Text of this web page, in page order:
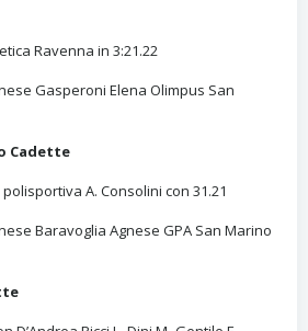
Ravenna in 3:21.22
Gasperoni Elena Olimpus San
Cadette
A. Consolini con 31.21
Baravoglia Agnese GPA San Marino